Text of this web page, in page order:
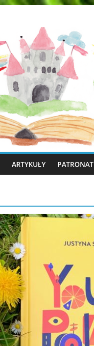
ARTYKUŁY PATRONAT